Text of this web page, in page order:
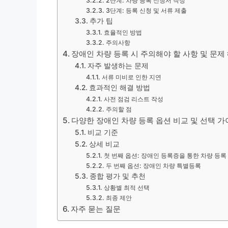
3단계: 등록 신청 및 서류 제출
추가 팁
효율적인 방법
주의사항
장애인 차량 등록 시 주의해야 할 사항 및 문제
자주 발생하는 문제
서류 미비로 인한 지연
효과적인 해결 방법
사전 점검 리스트 작성
주의할 점
다양한 장애인 차량 등록 옵션 비교 및 선택 가
비교 기준
상세 비교
첫 번째 옵션: 장애인 등록증을 통한 차량 등록
두 번째 옵션: 장애인 차량 특별등록
종합 평가 및 추천
상황별 최적 선택
최종 제안
자주 묻는 질문